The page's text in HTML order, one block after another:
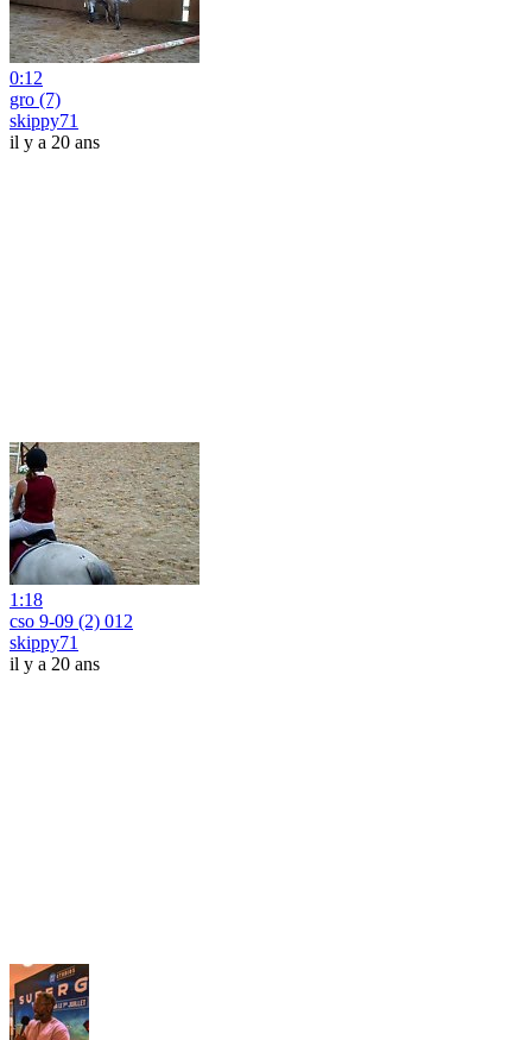
0:12
gro (7)
skippy71
il y a 20 ans
1:18
cso 9-09 (2) 012
skippy71
il y a 20 ans